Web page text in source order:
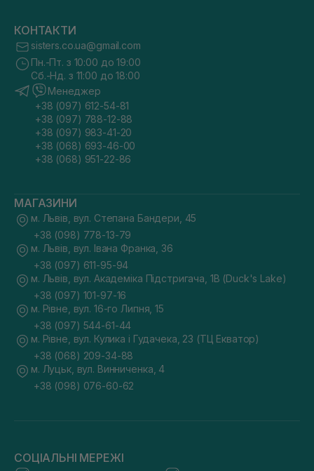
КОНТАКТИ
sisters.co.ua@gmail.com
Пн.-Пт. з 10:00 до 19:00
Сб.-Нд. з 11:00 до 18:00
Менеджер
+38 (097) 612-54-81
+38 (097) 788-12-88
+38 (097) 983-41-20
+38 (068) 693-46-00
+38 (068) 951-22-86
МАГАЗИНИ
м. Львів, вул. Степана Бандери, 45
+38 (098) 778-13-79
м. Львів, вул. Івана Франка, 36
+38 (097) 611-95-94
м. Львів, вул. Академіка Підстригача, 1В (Duck's Lake)
+38 (097) 101-97-16
м. Рівне, вул. 16-го Липня, 15
+38 (097) 544-61-44
м. Рівне, вул. Кулика і Гудачека, 23 (ТЦ Екватор)
+38 (068) 209-34-88
м. Луцьк, вул. Винниченка, 4
+38 (098) 076-60-62
СОЦІАЛЬНІ МЕРЕЖІ